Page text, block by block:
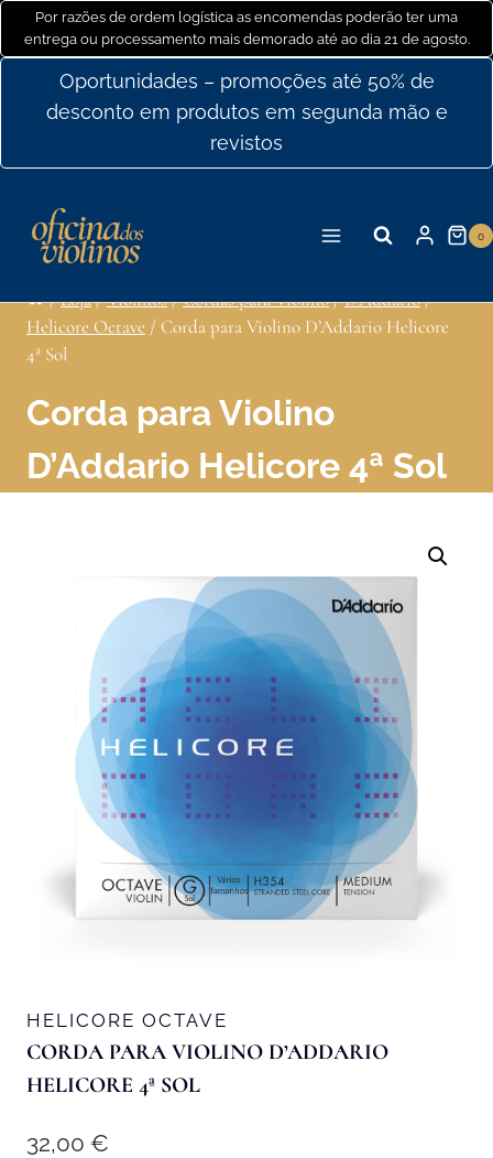
para
conteúdo
Por razões de ordem logística as encomendas poderão ter uma
entrega ou processamento mais demorado até ao dia 21 de agosto.
Oportunidades – promoções até 50% de
desconto em produtos em segunda mão e
revistos
0
/Loja/Violinos/Cordas para Violino/D'Addario/
Helicore Octave / Corda para Violino D’Addario Helicore
4ª Sol
Corda para Violino
D’Addario Helicore 4ª Sol
HELICORE OCTAVE
CORDA PARA VIOLINO D’ADDARIO
HELICORE 4ª SOL
32,00 €